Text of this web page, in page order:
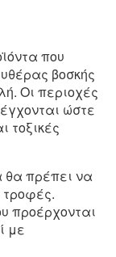
που
βοσκής
Οι περιοχές
ώστε
τοξικές
θα πρέπει να
τροφές.
προέρχονται
με